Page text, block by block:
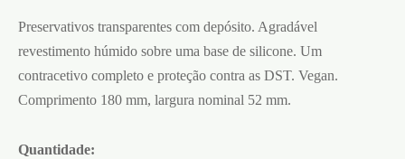
Preservativos transparentes com depósito. Agradável
revestimento húmido sobre uma base de silicone. Um
contracetivo completo e proteção contra as DST. Vegan.
Comprimento 180 mm, largura nominal 52 mm.
Quantidade: